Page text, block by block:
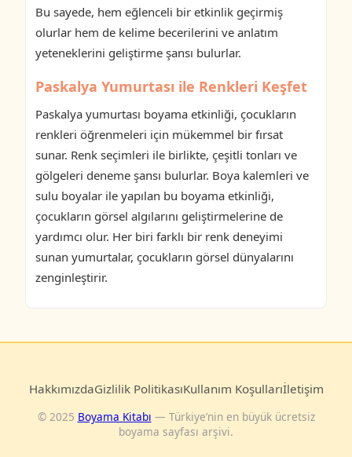
Bu sayede, hem eğlenceli bir etkinlik geçirmiş
olurlar hem de kelime becerilerini ve anlatım
yeteneklerini geliştirme şansı bulurlar.
Paskalya Yumurtası ile Renkleri Keşfet
Paskalya yumurtası boyama etkinliği, çocukların
renkleri öğrenmeleri için mükemmel bir fırsat
sunar. Renk seçimleri ile birlikte, çeşitli tonları ve
gölgeleri deneme şansı bulurlar. Boya kalemleri ve
sulu boyalar ile yapılan bu boyama etkinliği,
çocukların görsel algılarını geliştirmelerine de
yardımcı olur. Her biri farklı bir renk deneyimi
sunan yumurtalar, çocukların görsel dünyalarını
zenginleştirir.
HakkımızdaGizlilik PolitikasıKullanım Koşullarıİletişim
© 2025 Boyama Kitabı — Türkiye’nin en büyük ücretsiz
boyama sayfası arşivi.